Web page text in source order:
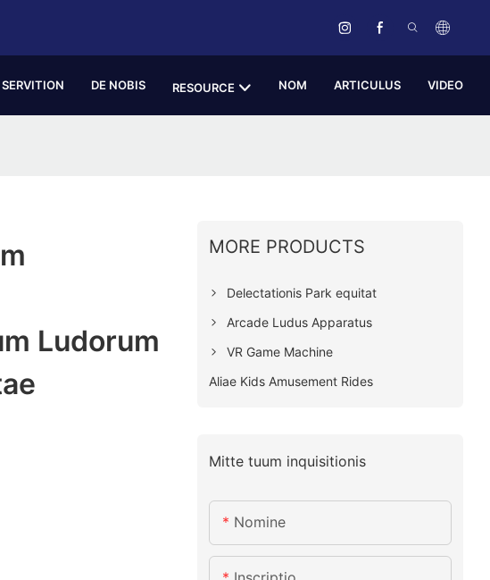
SERVITION DE NOBIS RESOURCE NOM ARTICULUS VIDEO
Ludorum
MORE PRODUCTS
Delectationis Park equitat
Arcade Ludus Apparatus
VR Game Machine
Aliae Kids Amusement Rides
Mitte tuum inquisitionis
Nomine